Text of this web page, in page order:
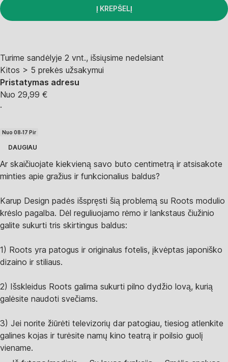
Į KREPŠELĮ
Turime sandėlyje 2 vnt., išsiųsime nedelsiant
Kitos > 5 prekės užsakymui
Pristatymas adresu
Nuo 29,99 €
·
Nuo 08‑17 Pir
DAUGIAU
Ar skaičiuojate kiekvieną savo buto centimetrą ir atsisakote
minties apie gražius ir funkcionalius baldus?
Karup Design padės išspręsti šią problemą su Roots modulio
krėslo pagalba. Dėl reguliuojamo rėmo ir lankstaus čiužinio
galite sukurti tris skirtingus baldus:
1) Roots yra patogus ir originalus fotelis, įkvėptas japoniško
dizaino ir stiliaus.
2) Išskleidus Roots galima sukurti pilno dydžio lovą, kurią
galėsite naudoti svečiams.
3) Jei norite žiūrėti televizorių dar patogiau, tiesiog atlenkite
galines kojas ir turėsite namų kino teatrą ir poilsio guolį
viename.